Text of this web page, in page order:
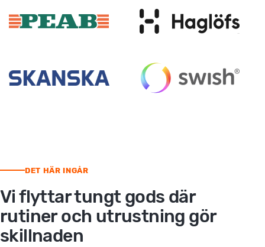
DET HÄR INGÅR
Vi flyttar tungt gods där
rutiner och utrustning gör
skillnaden